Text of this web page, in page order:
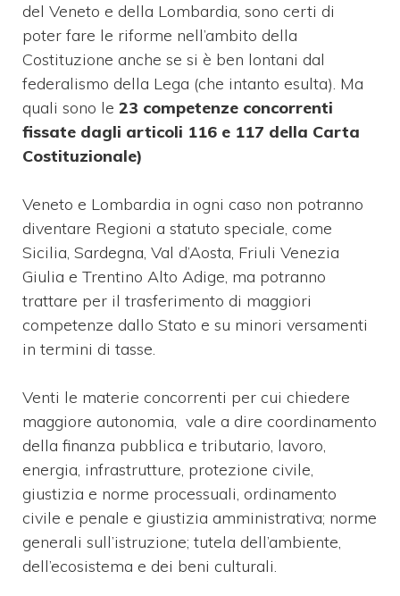
del Veneto e della Lombardia, sono certi di
poter fare le riforme nell’ambito della
Costituzione anche se si è ben lontani dal
federalismo della Lega (che intanto esulta). Ma
quali sono le 23 competenze concorrenti
fissate dagli articoli 116 e 117 della Carta
Costituzionale)
Veneto e Lombardia in ogni caso non potranno
diventare Regioni a statuto speciale, come
Sicilia, Sardegna, Val d’Aosta, Friuli Venezia
Giulia e Trentino Alto Adige, ma potranno
trattare per il trasferimento di maggiori
competenze dallo Stato e su minori versamenti
in termini di tasse.
Venti le materie concorrenti per cui chiedere
maggiore autonomia, vale a dire coordinamento
della finanza pubblica e tributario, lavoro,
energia, infrastrutture, protezione civile,
giustizia e norme processuali, ordinamento
civile e penale e giustizia amministrativa; norme
generali sull’istruzione; tutela dell’ambiente,
dell’ecosistema e dei beni culturali.